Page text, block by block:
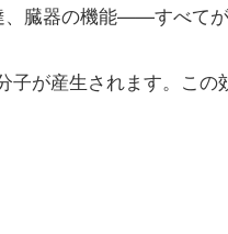
臓器の機能——すべてが
が産生されます。この